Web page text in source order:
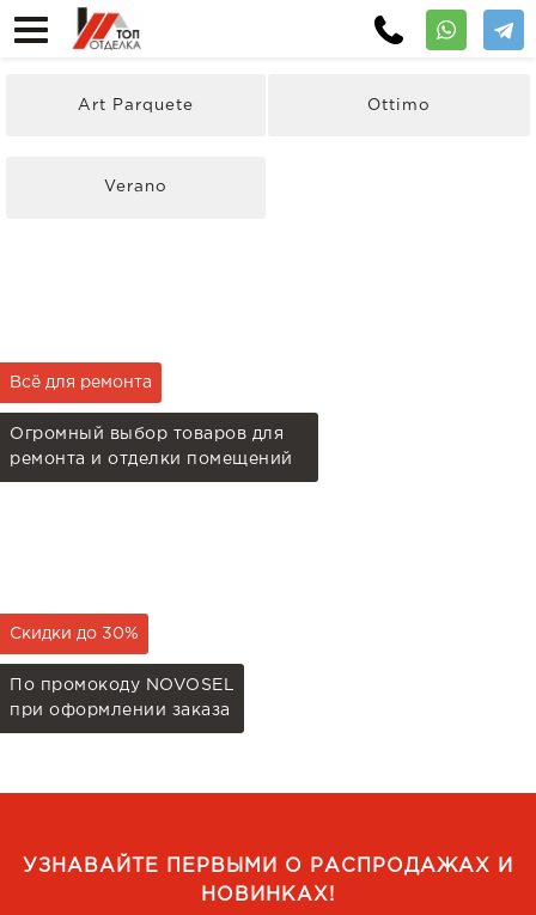
Art Parquete Ottimo
Verano
Всё для ремонта
Огромный выбор товаров для
ремонта и отделки помещений
Скидки до 30%
По промокоду NOVOSEL
при оформлении заказа
УЗНАВАЙТЕ ПЕРВЫМИ О РАСПРОДАЖАХ И
НОВИНКАХ!